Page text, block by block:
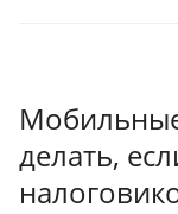
делать,